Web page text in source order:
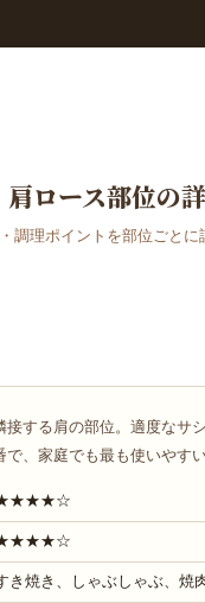
肩ロース部位の
調理ポイントを部位ごとに
接する肩の部位。適度なサ
で、家庭でも最も使いやす
き焼き、しゃぶしゃぶ、焼